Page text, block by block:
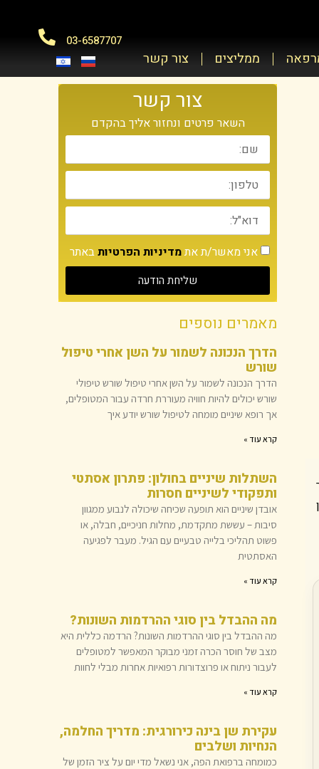
ממליצים צור קשר
03-6587707
צור קשר
השאר פרטים ונחזור אליך בהקדם
אני מאשר/ת אתמדיניות הפרטיותבאתר
שליחת הודעה
מאמרים נוספים
הדרך הנכונה לשמור על השן אחרי טיפול
שורש
הדרך הנכונה לשמור על השן אחרי טיפול שורש טיפולי
שורש יכולים להיות חוויה מעוררת חרדה עבור המטופלים,
אך רופא שיניים מומחה לטיפול שורש יודע איך
קרא עוד »
השתלות שיניים בחולון: פתרון אסתטי
ותפקודי לשיניים חסרות
אובדן שיניים הוא תופעה שכיחה שיכולה לנבוע ממגוון
סיבות – עששת מתקדמת, מחלות חניכיים, חבלה, או
פשוט תהליכי בלייה טבעיים עם הגיל. מעבר לפגיעה
האסתטית
קרא עוד »
מה ההבדל בין סוגי ההרדמות השונות?
מה ההבדל בין סוגי ההרדמות השונות? הרדמה כללית היא
מצב של חוסר הכרה זמני מבוקר המאפשר למטופלים
לעבור ניתוח או פרוצדורות רפואיות אחרות מבלי לחוות
קרא עוד »
עקירת שן בינה כירורגית: מדריך החלמה,
הנחיות ושלבים
כמומחה ברפואת הפה, אני נשאל מדי יום על ציר הזמן של